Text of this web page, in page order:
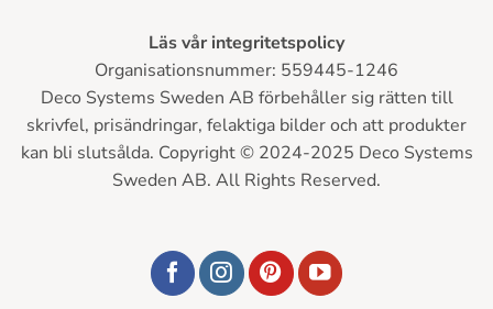
Läs vår integritetspolicy
Organisationsnummer: 559445-1246
Deco Systems Sweden AB förbehåller sig rätten till
skrivfel, prisändringar, felaktiga bilder och att produkter
kan bli slutsålda. Copyright © 2024-2025 Deco Systems
Sweden AB. All Rights Reserved.